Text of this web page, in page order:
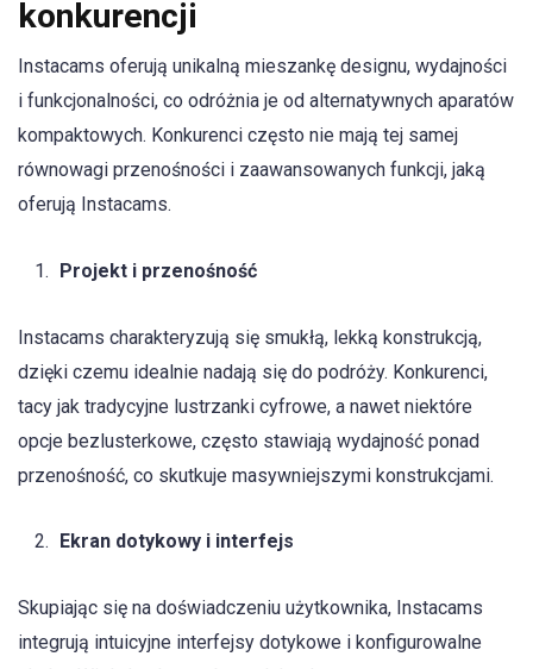
konkurencji
Instacams oferują unikalną mieszankę designu, wydajności
i funkcjonalności, co odróżnia je od alternatywnych aparatów
kompaktowych. Konkurenci często nie mają tej samej
równowagi przenośności i zaawansowanych funkcji, jaką
oferują Instacams.
Projekt i przenośność
Instacams charakteryzują się smukłą, lekką konstrukcją,
dzięki czemu idealnie nadają się do podróży. Konkurenci,
tacy jak tradycyjne lustrzanki cyfrowe, a nawet niektóre
opcje bezlusterkowe, często stawiają wydajność ponad
przenośność, co skutkuje masywniejszymi konstrukcjami.
Ekran dotykowy i interfejs
Skupiając się na doświadczeniu użytkownika, Instacams
integrują intuicyjne interfejsy dotykowe i konfigurowalne